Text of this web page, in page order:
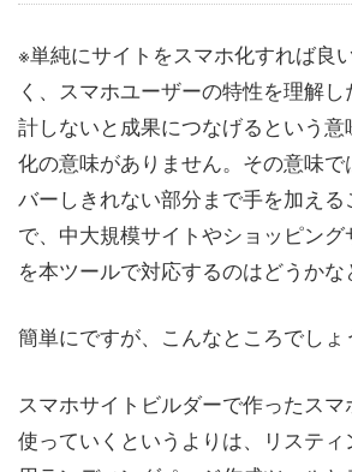
※単純にサイトをスマホ化すれば良
く、スマホユーザーの特性を理解
計しないと成果につなげるという意
化の意味がありません。その意味
バーしきれない部分まで手を加え
で、中大規模サイトやショッピン
を本ツールで対応するのはどうかな
簡単にですが、こんなところでしょ
スマホサイトビルダーで作ったス
使っていくというよりは、リステ